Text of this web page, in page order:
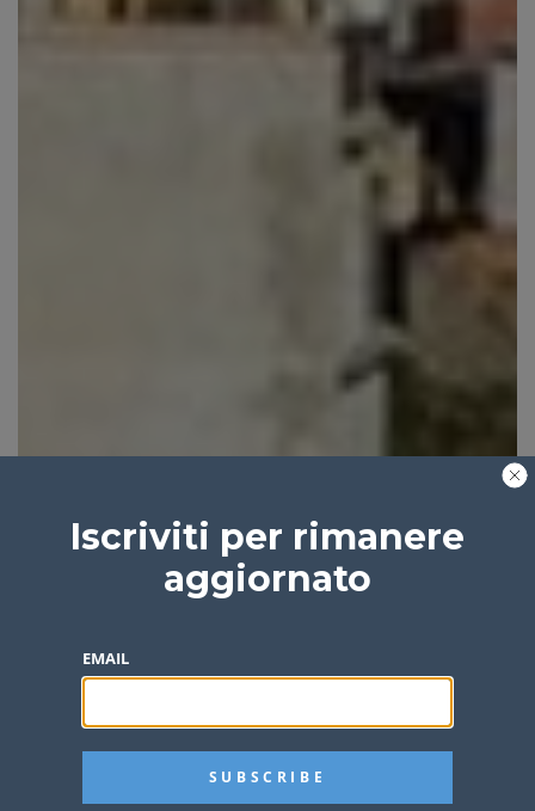
Iscriviti per rimanere
aggiornato
EMAIL